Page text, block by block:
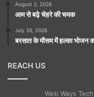
August 2, 2026
आम से बढ़े चेहरे की चमक
July 26, 2026
बरसात के मौसम में हल्का भोजन
REACH US
Web Ways